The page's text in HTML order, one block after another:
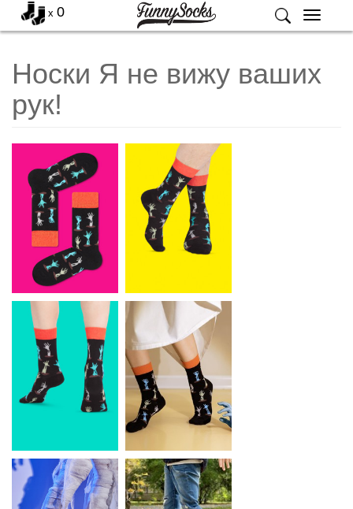
Меню
x 0
Носки Я не вижу ваших
рук!